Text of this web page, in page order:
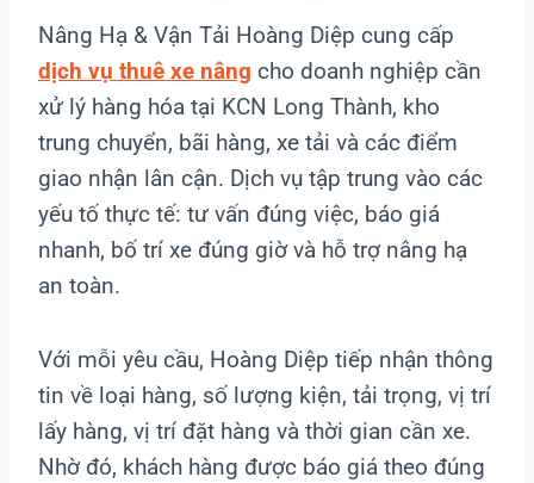
Nâng Hạ & Vận Tải Hoàng Diệp cung cấp
dịch vụ thuê xe nâng cho doanh nghiệp cần
xử lý hàng hóa tại KCN Long Thành, kho
trung chuyển, bãi hàng, xe tải và các điểm
giao nhận lân cận. Dịch vụ tập trung vào các
yếu tố thực tế: tư vấn đúng việc, báo giá
nhanh, bố trí xe đúng giờ và hỗ trợ nâng hạ
an toàn.
Với mỗi yêu cầu, Hoàng Diệp tiếp nhận thông
tin về loại hàng, số lượng kiện, tải trọng, vị trí
lấy hàng, vị trí đặt hàng và thời gian cần xe.
Nhờ đó, khách hàng được báo giá theo đúng